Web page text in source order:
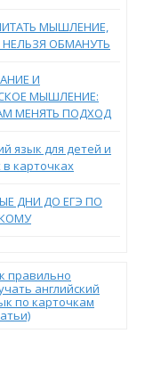
МЫШЛЕНИЕ,
ОБМАНУТЬ
И
МЫШЛЕНИЕ:
МЕНЯТЬ ПОДХОД
язык для детей и
карточках
ДНИ ДО ЕГЭ ПО
правильно
английский
по карточкам